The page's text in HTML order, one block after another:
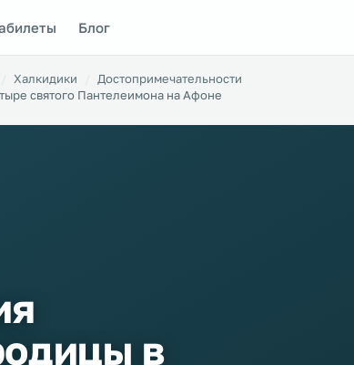
Блог
Халкидики
Достопримечательности
святого Пантелеимона на Афоне
в